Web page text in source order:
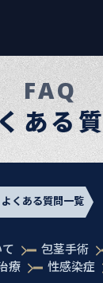
FAQ
ある
よくある質問一覧
包茎手術
療 性感染症